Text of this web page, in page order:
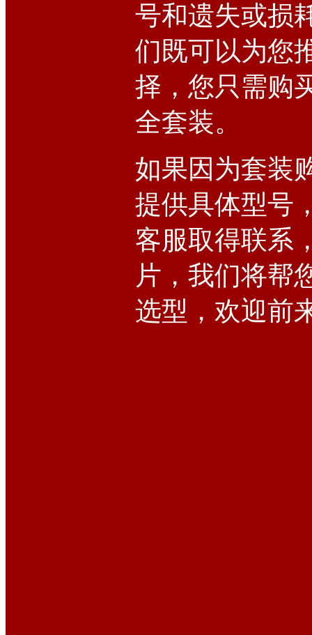
号和遗失或损
们既可以为您
择，您只需购
全套装。
如果因为套装
提供具体型号
客服取得联系
片，我们将帮
选型，欢迎前